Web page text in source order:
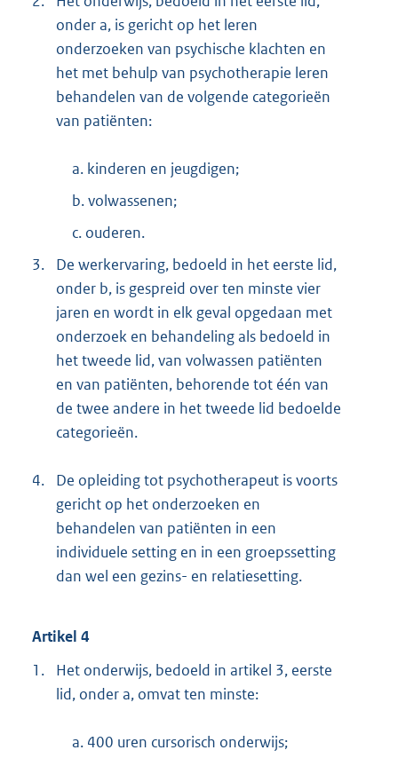
onder a, is gericht op het leren
onderzoeken van psychische klachten en
het met behulp van psychotherapie leren
behandelen van de volgende categorieën
van patiënten:
a. kinderen en jeugdigen;
b. volwassenen;
c. ouderen.
3.
De werkervaring, bedoeld in het eerste lid,
onder b, is gespreid over ten minste vier
jaren en wordt in elk geval opgedaan met
onderzoek en behandeling als bedoeld in
het tweede lid, van volwassen patiënten
en van patiënten, behorende tot één van
de twee andere in het tweede lid bedoelde
categorieën.
4.
De opleiding tot psychotherapeut is voorts
gericht op het onderzoeken en
behandelen van patiënten in een
individuele setting en in een groepssetting
dan wel een gezins- en relatiesetting.
Artikel 4
1.
Het onderwijs, bedoeld in artikel 3, eerste
lid, onder a, omvat ten minste:
a. 400 uren cursorisch onderwijs;